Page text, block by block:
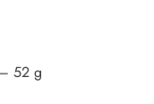
52 g